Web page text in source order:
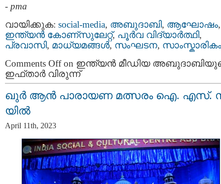
- pma
വായിക്കുക: social-media, അബുദാബി, ആഘോഷം,
ഇന്ത്യന്‍ കോണ്സുലേറ്റ്, പൂര്‍വ വിദ്യാര്‍ത്ഥി,
പ്രവാസി, മാധ്യമങ്ങള്‍, സംഘടന, സാംസ്കാരികം
Comments Offon ഇന്ത്യൻ മീഡിയ
ഇഫ്താർ വിരുന്ന്
ഖുര്‍ ആന്‍ പാരായണ മത്സരം ഐ. എസ്.
യില്‍
April 11th, 2023